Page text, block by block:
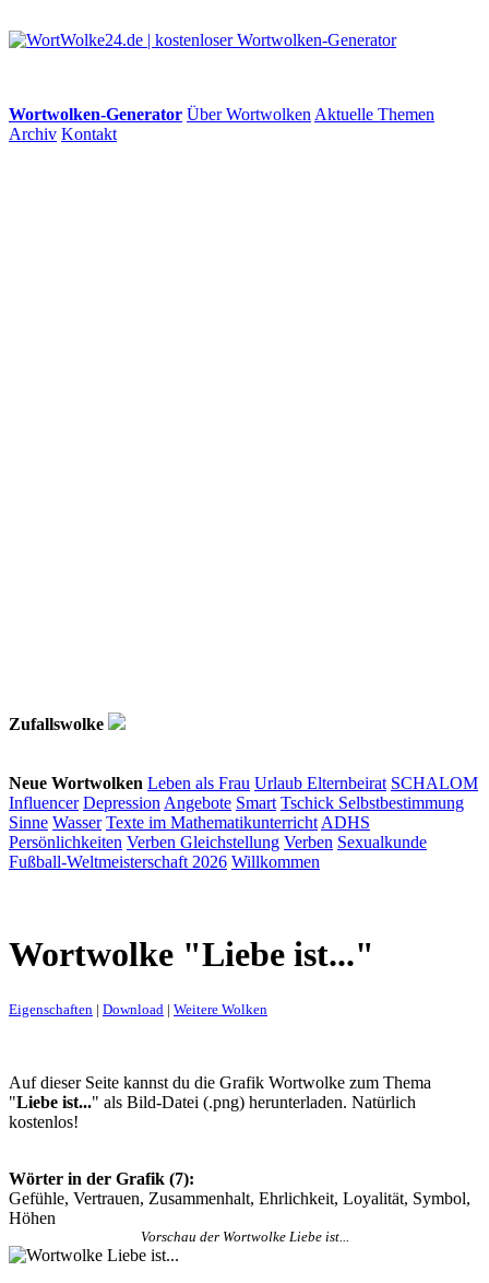
Wortwolken-Generator Über Wortwolken Aktuelle Themen
Archiv Kontakt
Zufallswolke
Neue Wortwolken Leben als Frau Urlaub Elternbeirat SCHALOM
Influencer Depression Angebote Smart Tschick Selbstbestimmung
Sinne Wasser Texte im Mathematikunterricht ADHS
Persönlichkeiten Verben Gleichstellung Verben Sexualkunde
Fußball-Weltmeisterschaft 2026 Willkommen
Wortwolke "Liebe ist..."
Eigenschaften | Download | Weitere Wolken
Auf dieser Seite kannst du die Grafik Wortwolke zum Thema
"Liebe ist..." als Bild-Datei (.png) herunterladen. Natürlich
kostenlos!
Wörter in der Grafik (7):
Gefühle, Vertrauen, Zusammenhalt, Ehrlichkeit, Loyalität, Symbol,
Höhen
Vorschau der Wortwolke Liebe ist...